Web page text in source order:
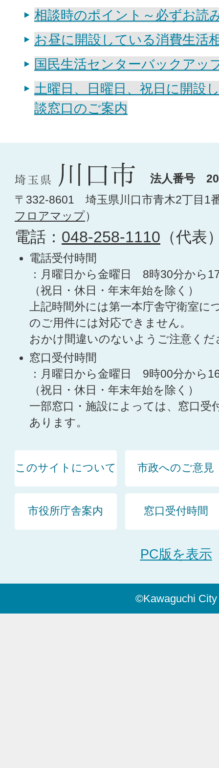
相談時のポイント～必ずお読
お昼に開設している消費生活
国民生活センターバックアッ
土曜日、日曜日、祝日に開設
談窓口のご案内
法人番号
〒332-8601 埼玉県川口市青木2丁目1
フロアマップ）
電話： 048-258-1110 （代表
電話受付時間
：月曜日から金曜日 8時30分から
（祝日・休日・年末年始を除く）
上記時間外には第一本庁舎守衛室に
のご用件には対応できません。
おかけ間違いのないようご注意くだ
窓口受付時間
：月曜日から金曜日 9時00分から
（祝日・休日・年末年始を除く）
一部窓口・施設によっては、窓口受
あります。
このサイトについて 市政へのご意見
市役所庁舎案内 窓口受付時間
PC版を表示
©Kawaguchi City